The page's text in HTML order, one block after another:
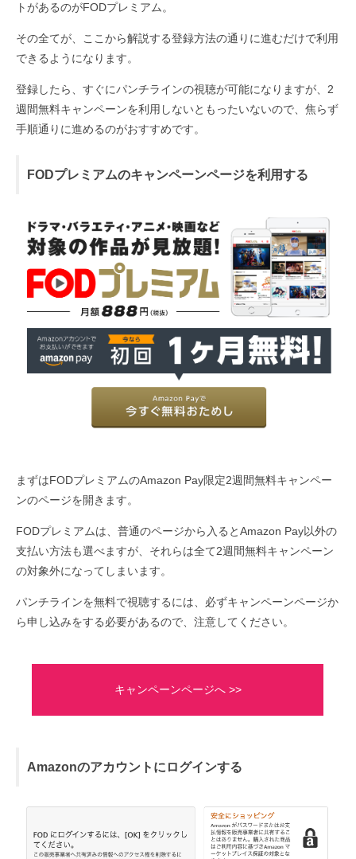
トがあるのがFODプレミアム。
その全てが、ここから解説する登録方法の通りに進むだけで利用
できるようになります。
登録したら、すぐにパンチラインの視聴が可能になりますが、2
週間無料キャンペーンを利用しないともったいないので、焦らず
手順通りに進めるのがおすすめです。
FODプレミアムのキャンペーンページを利用する
まずはFODプレミアムのAmazon Pay限定2週間無料キャンペー
ンのページを開きます。
FODプレミアムは、普通のページから入るとAmazon Pay以外の
支払い方法も選べますが、それらは全て2週間無料キャンペーン
の対象外になってしまいます。
パンチラインを無料で視聴するには、必ずキャンペーンページか
ら申し込みをする必要があるので、注意してください。
キャンペーンページへ >>
Amazonのアカウントにログインする